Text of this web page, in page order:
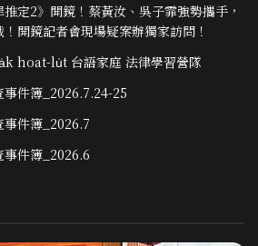
定2》開鏡！蔡黃汝、吳子霏強勢攜手，
開鏡記者會現場疑案辦獨家訪問！
hoat-lu̍t 台語家庭 法律學習營隊
事件簿_2026.7.24-25
事件簿_2026.7
事件簿_2026.6